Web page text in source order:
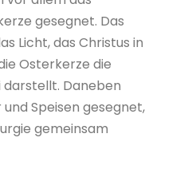
gesegnet. Das
Licht, das Christus in
Osterkerze die
darstellt. Daneben
Speisen gesegnet,
gemeinsam